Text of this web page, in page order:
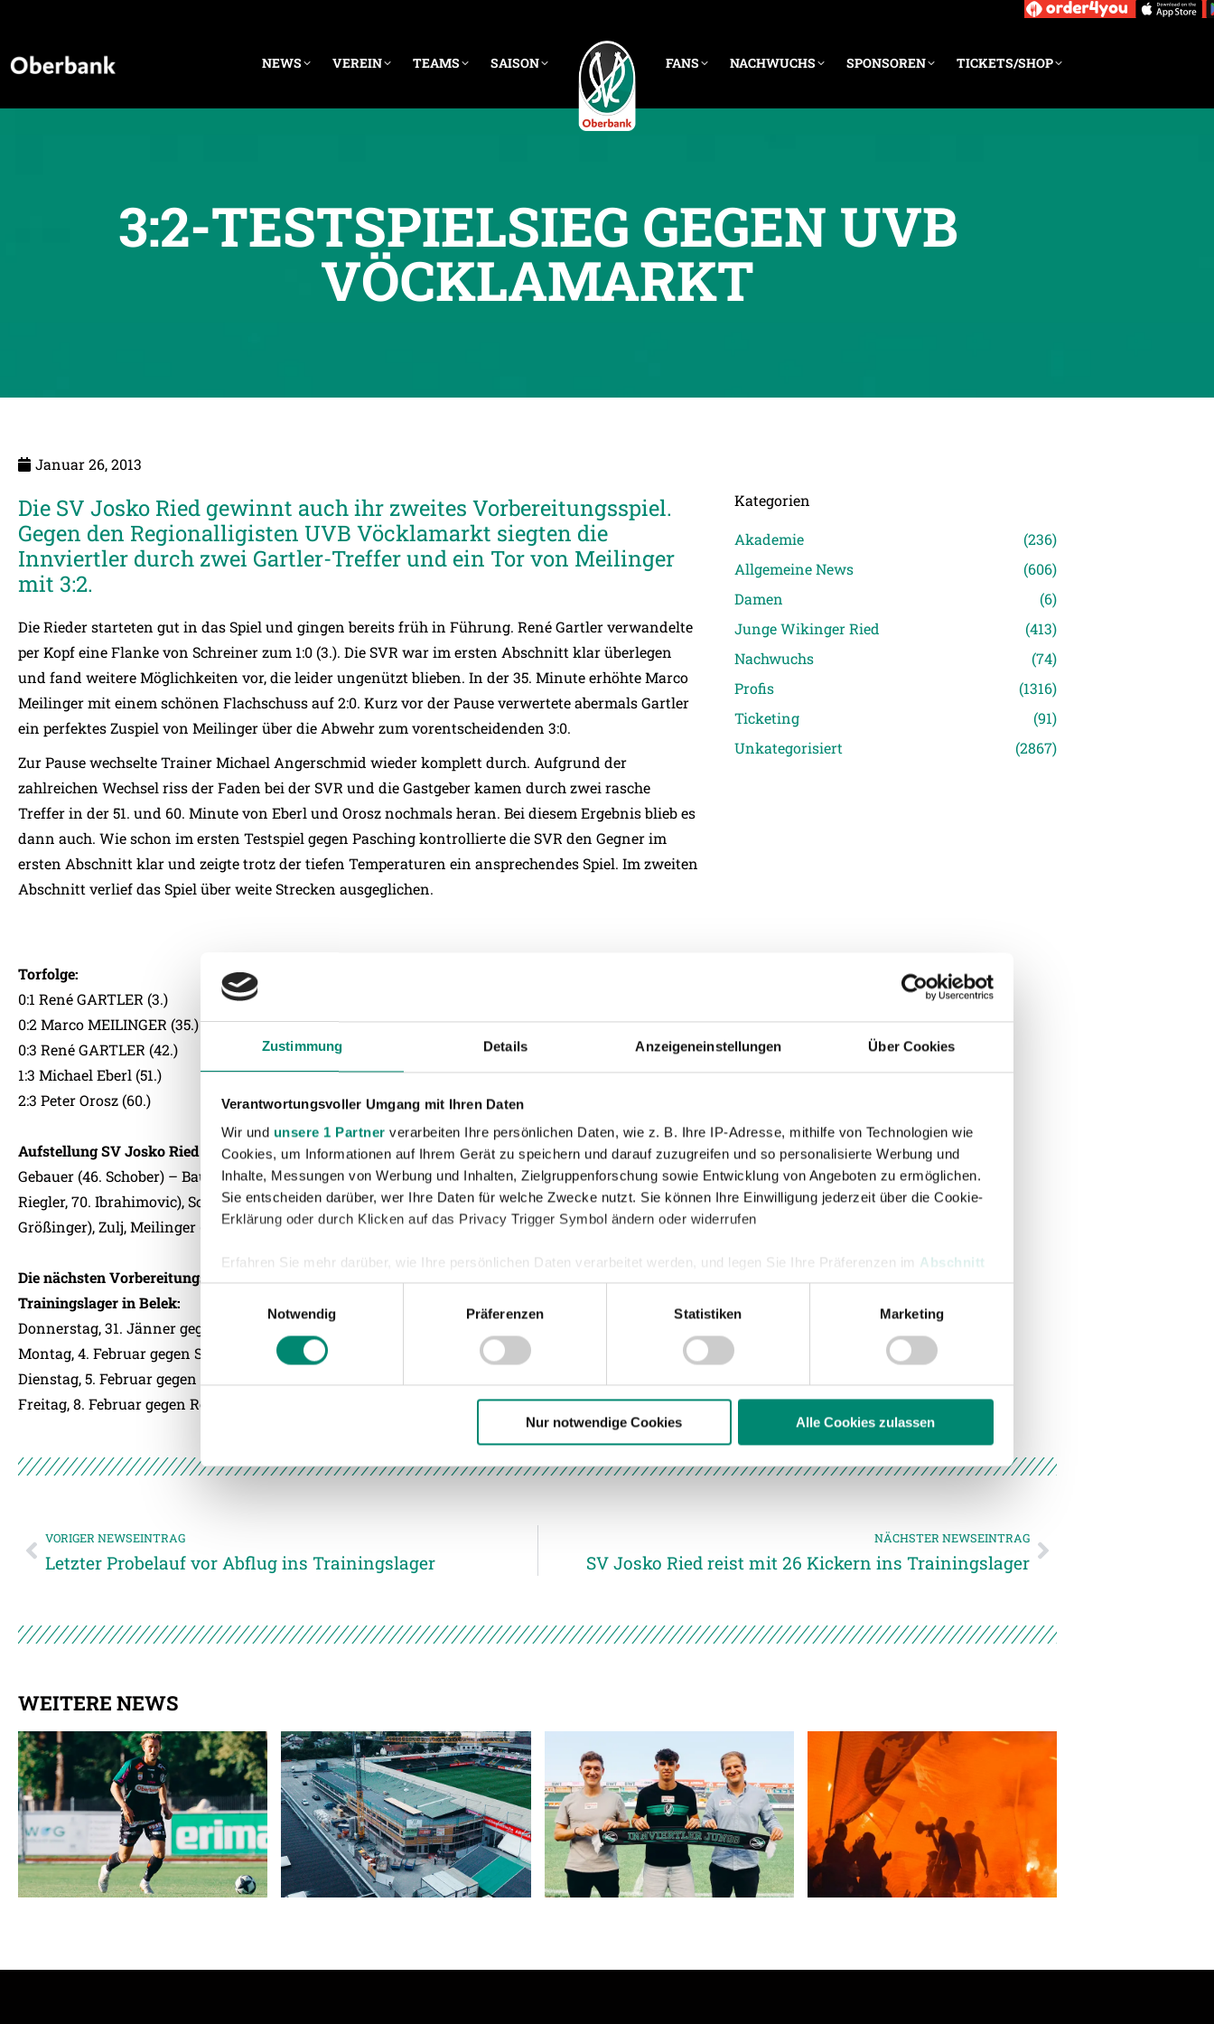
Zustimmung Details Anzeigeneinstellungen Über Cookies
Verantwortungsvoller Umgang mit Ihren Daten
Wir und unsere 1 Partner verarbeiten Ihre persönlichen Daten, wie z. B. Ihre IP-Adresse, mithilfe von Technologien wie
Cookies, um Informationen auf Ihrem Gerät zu speichern und darauf zuzugreifen und so personalisierte Werbung und
Inhalte, Messungen von Werbung und Inhalten, Zielgruppenforschung sowie Entwicklung von Angeboten zu ermöglichen.
Sie entscheiden darüber, wer Ihre Daten für welche Zwecke nutzt. Sie können Ihre Einwilligung jederzeit über die Cookie-
Erklärung oder durch Klicken auf das Privacy Trigger Symbol ändern oder widerrufen
Erfahren Sie mehr darüber, wie Ihre persönlichen Daten verarbeitet werden, und legen Sie Ihre Präferenzen im Abschnitt
Einzelheitenfest.
und die Zugriffe auf unsere Website zu analysieren. Außerdem geben wir Informationen zu Ihrer Verwendung unserer
Weitere Details, insbesondere zu Speicherdauer und Empfänger entnehmen Sie unserer Datenschutzerklärung .
Notwendig
Präferenzen Statistiken Marketing
Nur notwendige Cookies Alle Cookies zulassen
NEWS VEREIN TEAMS SAISON FANS NACHWUCHS SPONSOREN TICKETS/SHOP
3:2-TESTSPIELSIEG GEGEN UVB
VÖCKLAMARKT
Januar 26, 2013
Die SV Josko Ried gewinnt auch ihr zweites Vorbereitungsspiel.
Gegen den Regionalligisten UVB Vöcklamarkt siegten die
Innviertler durch zwei Gartler-Treffer und ein Tor von Meilinger
mit 3:2.
Die Rieder starteten gut in das Spiel und gingen bereits früh in Führung. René Gartler verwandelte
per Kopf eine Flanke von Schreiner zum 1:0 (3.). Die SVR war im ersten Abschnitt klar überlegen
und fand weitere Möglichkeiten vor, die leider ungenützt blieben. In der 35. Minute erhöhte Marco
Meilinger mit einem schönen Flachschuss auf 2:0. Kurz vor der Pause verwertete abermals Gartler
ein perfektes Zuspiel von Meilinger über die Abwehr zum vorentscheidenden 3:0.
Zur Pause wechselte Trainer Michael Angerschmid wieder komplett durch. Aufgrund der
zahlreichen Wechsel riss der Faden bei der SVR und die Gastgeber kamen durch zwei rasche
Treffer in der 51. und 60. Minute von Eberl und Orosz nochmals heran. Bei diesem Ergebnis blieb es
dann auch. Wie schon im ersten Testspiel gegen Pasching kontrollierte die SVR den Gegner im
ersten Abschnitt klar und zeigte trotz der tiefen Temperaturen ein ansprechendes Spiel. Im zweiten
Abschnitt verlief das Spiel über weite Strecken ausgeglichen.
Torfolge:
0:1 René GARTLER (3.)
0:2 Marco MEILINGER (35.)
0:3 René GARTLER (42.)
1:3 Michael Eberl (51.)
2:3 Peter Orosz (60.)
Aufstellung SV Josko Ried
Gebauer (46. Schober) – Baumgartner (46. Burghuber), Reifeltshammer (46. Rensch), Ziegl (46.
Riegler, 70. Ibrahimovic), Schreiner (46. Schicker) – Trauner, Hadzic (46. Nacho) – Walch (46.
Größinger), Zulj, Meilinger (46. Möschl) – Gartler (46. Vastic)
Die nächsten Vorbereitungsspiele:
Trainingslager in Belek:
Donnerstag, 31. Jänner gegen NK Rijeka
Montag, 4. Februar gegen Shandong Luneng Taishan F.C. (Chinese Super League),
Dienstag, 5. Februar gegen Zenith Myllypuro (3. Liga Finnland)
Freitag, 8. Februar gegen Roter Stern Belgrad
Kategorien
Akademie
(236)
Allgemeine News
(606)
Damen
(6)
Junge Wikinger Ried
(413)
Nachwuchs
(74)
Profis
(1316)
Ticketing
(91)
Unkategorisiert
(2867)
VORIGER NEWSEINTRAG
Letzter Probelauf vor Abflug ins Trainingslager
NÄCHSTER NEWSEINTRAG
SV Josko Ried reist mit 26 Kickern ins Trainingslager
WEITERE NEWS